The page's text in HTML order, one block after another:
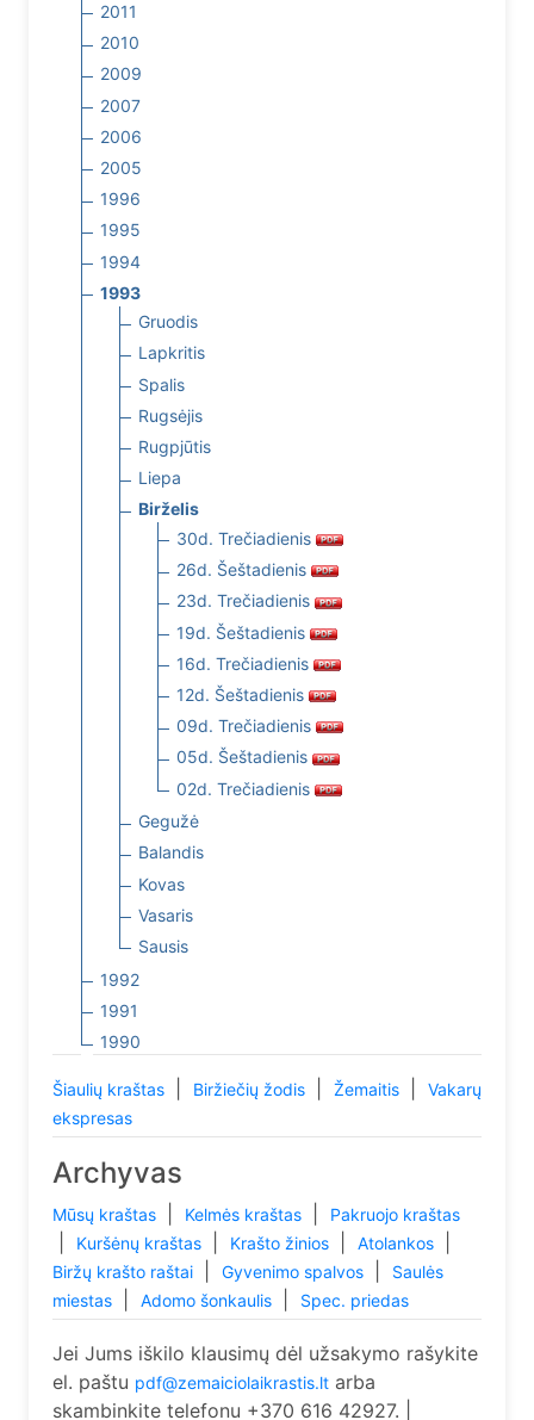
2011
2010
2009
2007
2006
2005
1996
1995
1994
1993
Gruodis
Lapkritis
Spalis
Rugsėjis
Rugpjūtis
Liepa
Birželis
30d. Trečiadienis
26d. Šeštadienis
23d. Trečiadienis
19d. Šeštadienis
16d. Trečiadienis
12d. Šeštadienis
09d. Trečiadienis
05d. Šeštadienis
02d. Trečiadienis
Gegužė
Balandis
Kovas
Vasaris
Sausis
1992
1991
1990
Šiaulių kraštas Biržiečių žodis Žemaitis
Vakarų
ekspresas
Archyvas
Mūsų kraštas Kelmės kraštas Pakruojo kraštas
Kuršėnų kraštas Krašto žinios Atolankos
Biržų krašto raštai Gyvenimo spalvos
Saulės
miestas
Adomo šonkaulis Spec. priedas
Jei Jums iškilo klausimų dėl užsakymo rašykite
el. paštu pdf@zemaiciolaikrastis.lt arba
skambinkite telefonu +370 616 42927. |